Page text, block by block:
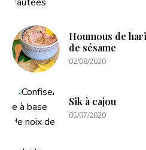
Houmous de
de sésame
02/08/2020
Sik à cajou
05/07/2020